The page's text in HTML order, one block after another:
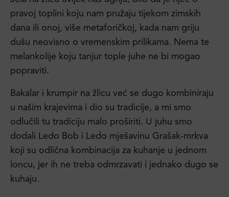
pravoj toplini koju nam pružaju tijekom zimskih
dana ili onoj, više metaforičkoj, kada nam griju
dušu neovisno o vremenskim prilikama. Nema te
melankolije koju tanjur tople juhe ne bi mogao
popraviti.
Bakalar i krumpir na žlicu već se dugo kombiniraju
u našim krajevima i dio su tradicije, a mi smo
odlučili tu tradiciju malo proširiti. U juhu smo
dodali Ledo Bob i Ledo mješavinu Grašak-mrkva
koji su odlična kombinacija za kuhanje u jednom
loncu, jer ih ne treba odmrzavati i jednako dugo se
kuhaju.